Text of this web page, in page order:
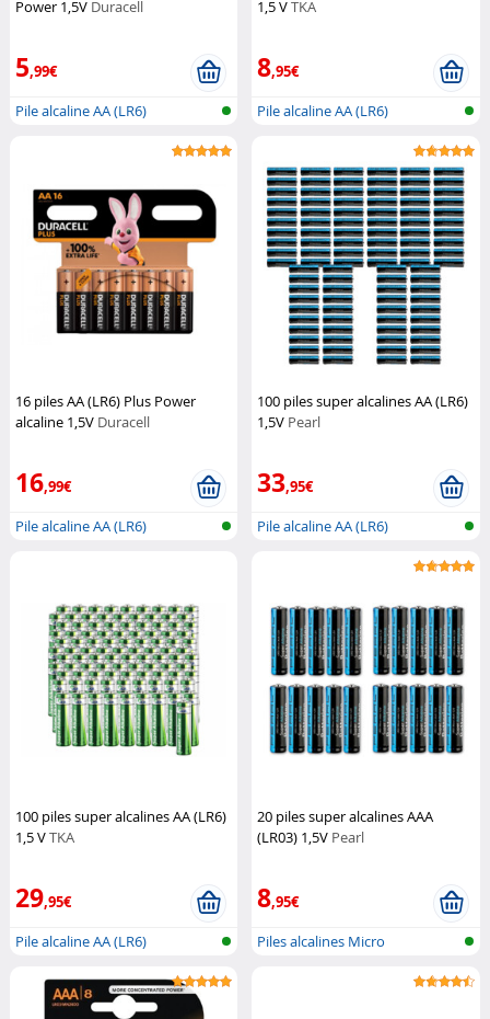
Power 1,5V Duracell
5,99€
Pile alcaline AA (LR6)
1,5 VTKA
8,95€
Pile alcaline AA (LR6)
16 piles AA (LR6) Plus Power
alcaline 1,5V Duracell
16,99€
Pile alcaline AA (LR6)
100 piles super alcalines AA (LR6)
1,5V Pearl
33,95€
Pile alcaline AA (LR6)
100 piles super alcalines AA (LR6)
1,5 VTKA
29,95€
Pile alcaline AA (LR6)
20 piles super alcalines AAA
(LR03) 1,5V Pearl
8,95€
Piles alcalines Micro